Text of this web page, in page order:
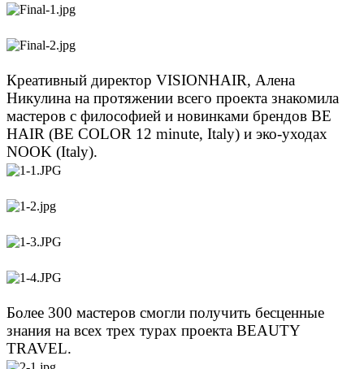
Креативный директор VISIONHAIR, Алена
Никулина на протяжении всего проекта знакомила
мастеров с философией и новинками брендов BE
HAIR (BE COLOR 12 minute, Italy) и эко-уходах
NOOK (Italy).
Более 300 мастеров смогли получить бесценные
знания на всех трех турах проекта BEAUTY
TRAVEL.